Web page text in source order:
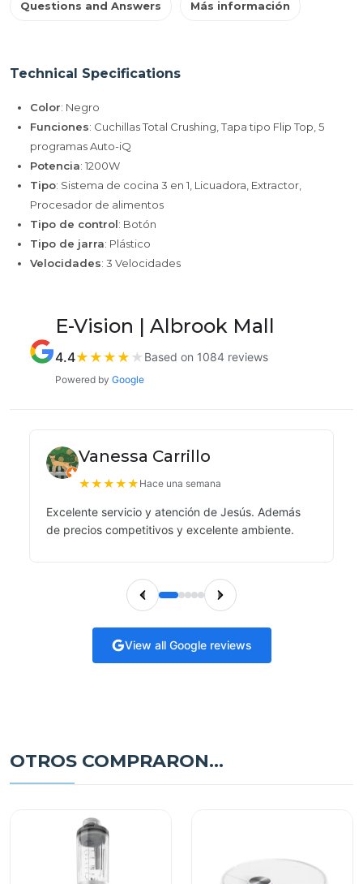
Questions and Answers Más información
Technical Specifications
Color: Negro
Funciones: Cuchillas Total Crushing, Tapa tipo Flip Top, 5
programas Auto-iQ
Potencia: 1200W
Tipo: Sistema de cocina 3 en 1, Licuadora, Extractor,
Procesador de alimentos
Tipo de control: Botón
Tipo de jarra: Plástico
Velocidades: 3 Velocidades
E-Vision | Albrook Mall
4.4★ ★ ★ ★ ★ Based on 1084 reviews
Powered by Google
Vanessa Carrillo
★★★★★ Hace una semana
Excelente servicio y atención de Jesús. Además
de precios competitivos y excelente ambiente.
View all Google reviews
OTROS COMPRARON...